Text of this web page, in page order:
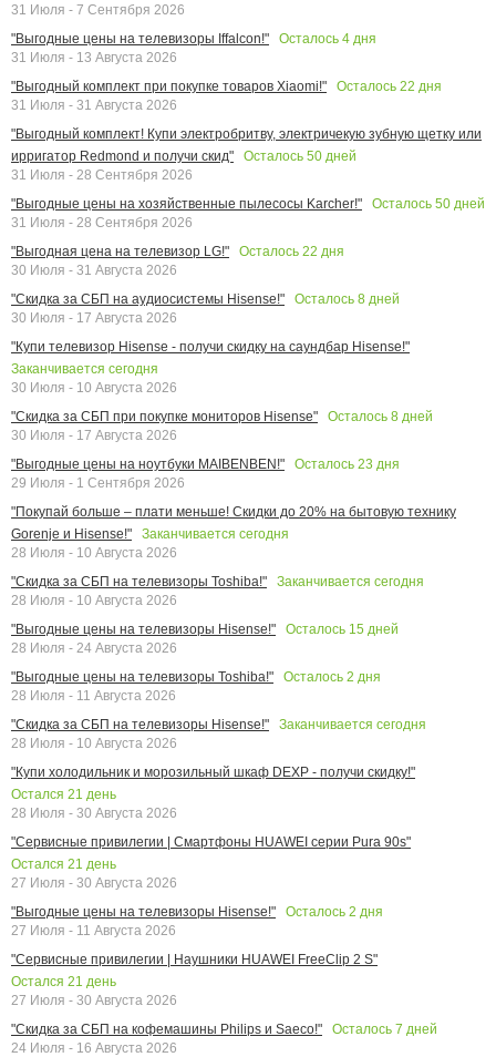
31 Июля - 7 Сентября 2026
"Выгодные цены на телевизоры Iffalcon!"
Осталось 4 дня
31 Июля - 13 Августа 2026
"Выгодный комплект при покупке товаров Xiaomi!"
Осталось 22 дня
31 Июля - 31 Августа 2026
"Выгодный комплект! Купи электробритву, электричекую зубную щетку или
ирригатор Redmond и получи скид"
Осталось 50 дней
31 Июля - 28 Сентября 2026
"Выгодные цены на хозяйственные пылесосы Karcher!"
Осталось 50 дней
31 Июля - 28 Сентября 2026
"Выгодная цена на телевизор LG!"
Осталось 22 дня
30 Июля - 31 Августа 2026
"Скидка за СБП на аудиосистемы Hisense!"
Осталось 8 дней
30 Июля - 17 Августа 2026
"Купи телевизор Hisense - получи скидку на саундбар Hisense!"
Заканчивается сегодня
30 Июля - 10 Августа 2026
"Скидка за СБП при покупке мониторов Hisense"
Осталось 8 дней
30 Июля - 17 Августа 2026
"Выгодные цены на ноутбуки MAIBENBEN!"
Осталось 23 дня
29 Июля - 1 Сентября 2026
"Покупай больше – плати меньше! Скидки до 20% на бытовую технику
Gorenje и Hisense!"
Заканчивается сегодня
28 Июля - 10 Августа 2026
"Скидка за СБП на телевизоры Toshiba!"
Заканчивается сегодня
28 Июля - 10 Августа 2026
"Выгодные цены на телевизоры Hisense!"
Осталось 15 дней
28 Июля - 24 Августа 2026
"Выгодные цены на телевизоры Toshiba!"
Осталось 2 дня
28 Июля - 11 Августа 2026
"Скидка за СБП на телевизоры Hisense!"
Заканчивается сегодня
28 Июля - 10 Августа 2026
"Купи холодильник и морозильный шкаф DEXP - получи скидку!"
Остался 21 день
28 Июля - 30 Августа 2026
"Сервисные привилегии | Смартфоны HUAWEI серии Pura 90s"
Остался 21 день
27 Июля - 30 Августа 2026
"Выгодные цены на телевизоры Hisense!"
Осталось 2 дня
27 Июля - 11 Августа 2026
"Сервисные привилегии | Наушники HUAWEI FreeClip 2 S"
Остался 21 день
27 Июля - 30 Августа 2026
"Скидка за СБП на кофемашины Philips и Saeco!"
Осталось 7 дней
24 Июля - 16 Августа 2026